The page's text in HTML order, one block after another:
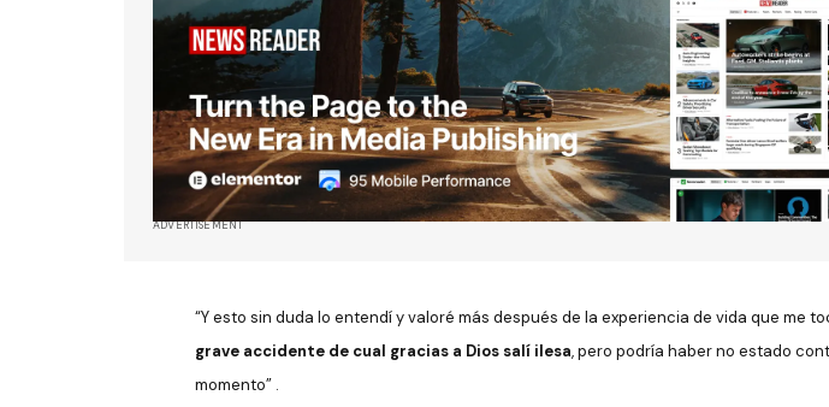
ADVERTISEMENT
“Y esto sin duda lo entendí y valoré más después de la experiencia de vida que me
grave accidente de cual gracias a Dios salí ilesa, pero podría haber no estado
momento” .